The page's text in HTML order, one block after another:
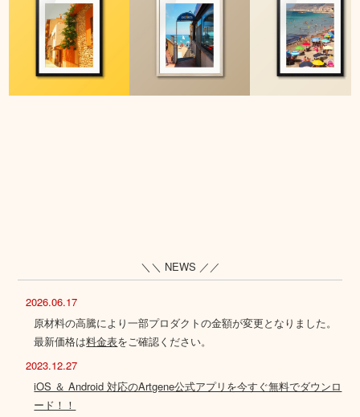
＼＼ NEWS ／／
2026.06.17
原材料の高騰により一部プロダクトの金額が変更となりました。
最新価格は料金表をご確認ください。
2023.12.27
iOS ＆ Android 対応のArtgene公式アプリを今すぐ無料でダウンロ
ード！！